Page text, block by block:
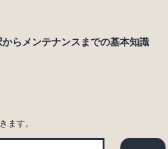
らメンテナンスまでの基本知識
ます。